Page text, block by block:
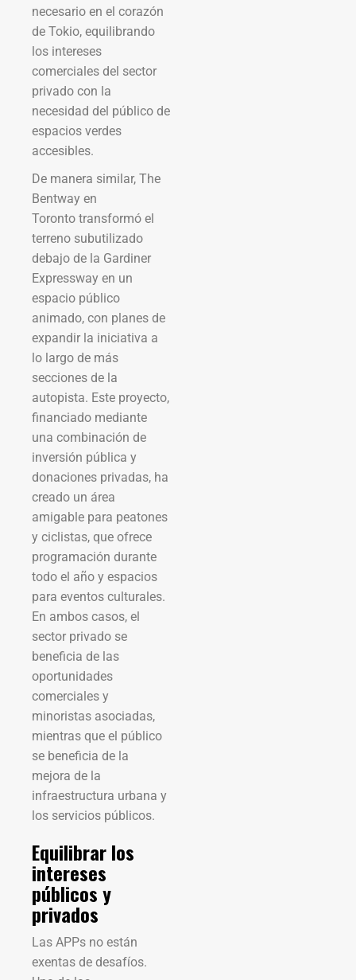
necesario en el corazón
de Tokio, equilibrando
los intereses
comerciales del sector
privado con la
necesidad del público de
espacios verdes
accesibles.
De manera similar, The
Bentway en
Toronto transformó el
terreno subutilizado
debajo de la Gardiner
Expressway en un
espacio público
animado, con planes de
expandir la iniciativa a
lo largo de más
secciones de la
autopista. Este proyecto,
financiado mediante
una combinación de
inversión pública y
donaciones privadas, ha
creado un área
amigable para peatones
y ciclistas, que ofrece
programación durante
todo el año y espacios
para eventos culturales.
En ambos casos, el
sector privado se
beneficia de las
oportunidades
comerciales y
minoristas asociadas,
mientras que el público
se beneficia de la
mejora de la
infraestructura urbana y
los servicios públicos.
Equilibrar los
intereses
públicos y
privados
Las APPs no están
exentas de desafíos.